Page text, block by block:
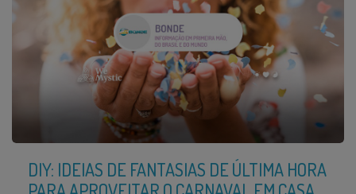
DIY: IDEIAS DE FANTASIAS DE ÚLTIMA HORA